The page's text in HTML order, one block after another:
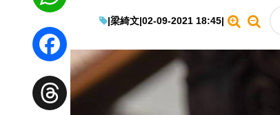
|梁綺文|02-09-2021 18:45|
WhatsApp
Facebook